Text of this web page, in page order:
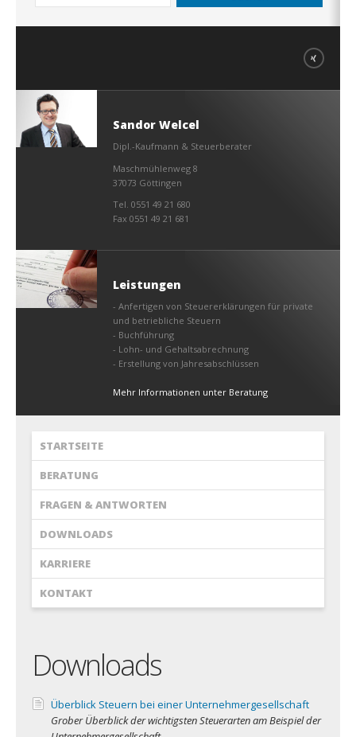
Sandor Welcel
Dipl.-Kaufmann & Steuerberater
Maschmühlenweg 8
37073 Göttingen
Tel. 0551 49 21 680
Fax 0551 49 21 681
Leistungen
- Anfertigen von Steuererklärungen für private
und betriebliche Steuern
- Buchführung
- Lohn- und Gehaltsabrechnung
- Erstellung von Jahresabschlüssen
Mehr Informationen unter Beratung
STARTSEITE
BERATUNG
FRAGEN & ANTWORTEN
DOWNLOADS
KARRIERE
KONTAKT
Downloads
Überblick Steuern bei einer Unternehmergesellschaft
Grober Überblick der wichtigsten Steuerarten am Beispiel der